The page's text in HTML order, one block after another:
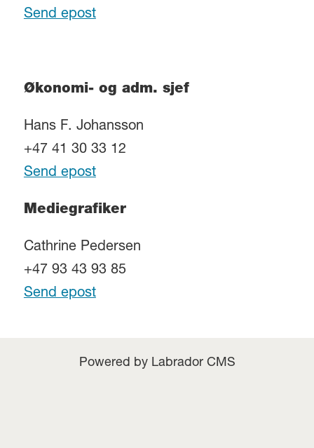
Send epost
Økonomi- og adm. sjef
Hans F. Johansson
+47 41 30 33 12
Send epost
Mediegrafiker
Cathrine Pedersen
+47 93 43 93 85
Send epost
Powered by Labrador CMS